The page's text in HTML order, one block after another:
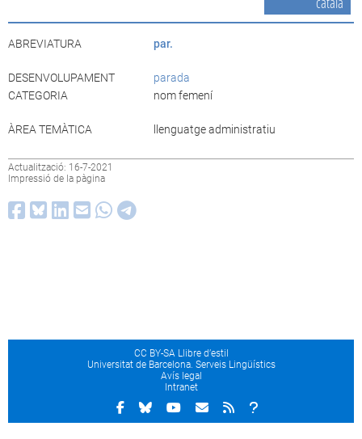
ABREVIATURA par.
DESENVOLUPAMENT
parada
CATEGORIA
nom femení
ÀREA TEMÀTICA llenguatge administratiu
Actualització: 16-7-2021
Impressió de la pàgina
CC BY-SA Llibre d’estil
Universitat de Barcelona. Serveis Lingüístics
Avís legal
Intranet